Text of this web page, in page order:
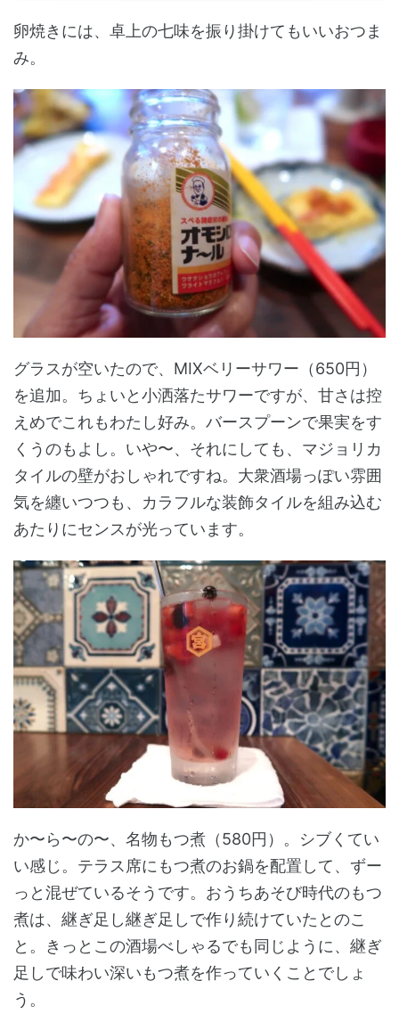
卵焼きには、卓上の七味を振り掛けてもいいおつま
み。
グラスが空いたので、MIXベリーサワー（650円）
を追加。ちょいと小洒落たサワーですが、甘さは控
えめでこれもわたし好み。バースプーンで果実をす
くうのもよし。いや〜、それにしても、マジョリカ
タイルの壁がおしゃれですね。大衆酒場っぽい雰囲
気を纏いつつも、カラフルな装飾タイルを組み込む
あたりにセンスが光っています。
か〜ら〜の〜、名物もつ煮（580円）。シブくてい
い感じ。テラス席にもつ煮のお鍋を配置して、ずー
っと混ぜているそうです。おうちあそび時代のもつ
煮は、継ぎ足し継ぎ足しで作り続けていたとのこ
と。きっとこの酒場べしゃるでも同じように、継ぎ
足しで味わい深いもつ煮を作っていくことでしょ
う。